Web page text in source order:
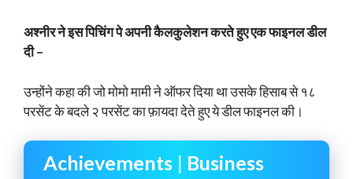
अश्नीर ने इस पिचिंग पे अपनी कैलकुलेशन करते हुए एक फाइनल डील
दी –
उन्होंने कहा की जो मोमो मामी ने ऑफर दिया था उसके हिसाब से १८
परसेंट के बदले २ परसेंट का फ़ायदा देते हुए ये डील फाइनल की।
Achievements | Business